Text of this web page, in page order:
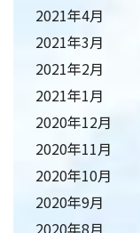
2021年4月
2021年3月
2021年2月
2021年1月
2020年12月
2020年11月
2020年10月
2020年9月
2020年8月